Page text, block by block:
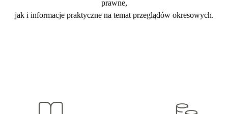
prawne,
jak i informacje praktyczne na temat przeglądów okresowych.